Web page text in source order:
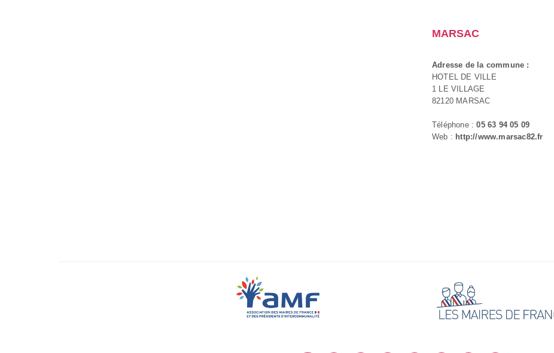
MARSAC
Adresse de la commune :
HOTEL DE VILLE
1 LE VILLAGE
82120 MARSAC
Téléphone :05 63 94 05 09
Web : http://www.marsac82.fr